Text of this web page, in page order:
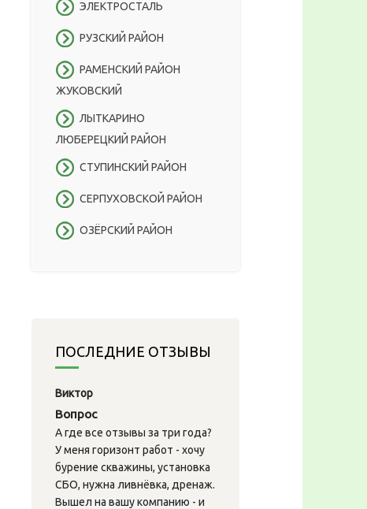
ЭЛЕКТРОСТАЛЬ
РУЗСКИЙ РАЙОН
РАМЕНСКИЙ РАЙОН
ЖУКОВСКИЙ
ЛЫТКАРИНО
ЛЮБЕРЕЦКИЙ РАЙОН
СТУПИНСКИЙ РАЙОН
СЕРПУХОВСКОЙ РАЙОН
ОЗЁРСКИЙ РАЙОН
ПОСЛЕДНИЕ ОТЗЫВЫ
Виктор
Вопрос
А где все отзывы за три года?
У меня горизонт работ - хочу
бурение скважины, установка
СБО, нужна ливнёвка, дренаж.
Вышел на вашу компанию - и